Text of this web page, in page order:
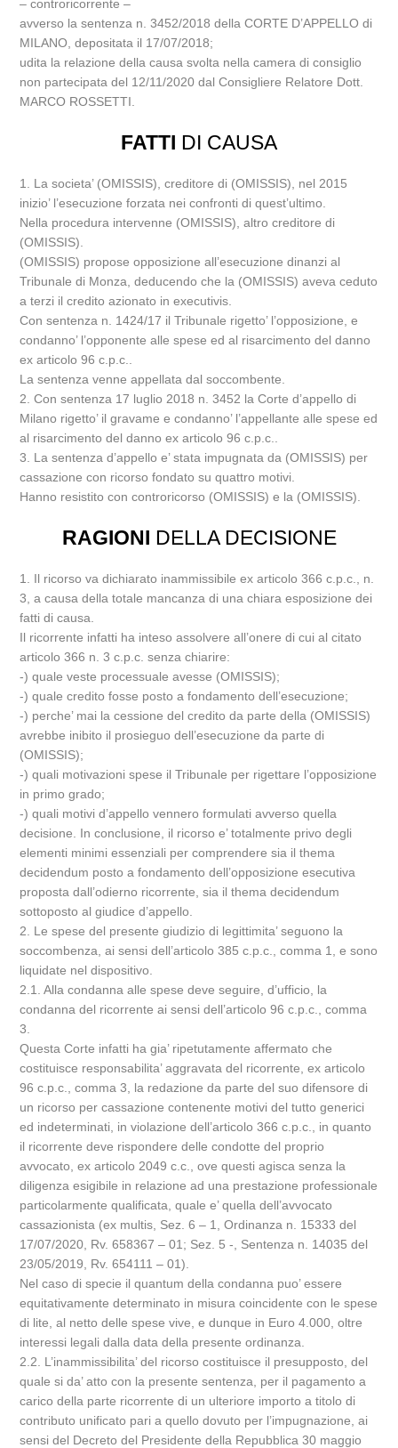
– controricorrente –
avverso la sentenza n. 3452/2018 della CORTE D’APPELLO di
MILANO, depositata il 17/07/2018;
udita la relazione della causa svolta nella camera di consiglio
non partecipata del 12/11/2020 dal Consigliere Relatore Dott.
MARCO ROSSETTI.
FATTI DI CAUSA
1. La societa’ (OMISSIS), creditore di (OMISSIS), nel 2015
inizio’ l’esecuzione forzata nei confronti di quest’ultimo.
Nella procedura intervenne (OMISSIS), altro creditore di
(OMISSIS).
(OMISSIS) propose opposizione all’esecuzione dinanzi al
Tribunale di Monza, deducendo che la (OMISSIS) aveva ceduto
a terzi il credito azionato in executivis.
Con sentenza n. 1424/17 il Tribunale rigetto’ l’opposizione, e
condanno’ l’opponente alle spese ed al risarcimento del danno
ex articolo 96 c.p.c..
La sentenza venne appellata dal soccombente.
2. Con sentenza 17 luglio 2018 n. 3452 la Corte d’appello di
Milano rigetto’ il gravame e condanno’ l’appellante alle spese ed
al risarcimento del danno ex articolo 96 c.p.c..
3. La sentenza d’appello e’ stata impugnata da (OMISSIS) per
cassazione con ricorso fondato su quattro motivi.
Hanno resistito con controricorso (OMISSIS) e la (OMISSIS).
RAGIONI DELLA DECISIONE
1. Il ricorso va dichiarato inammissibile ex articolo 366 c.p.c., n.
3, a causa della totale mancanza di una chiara esposizione dei
fatti di causa.
Il ricorrente infatti ha inteso assolvere all’onere di cui al citato
articolo 366 n. 3 c.p.c. senza chiarire:
-) quale veste processuale avesse (OMISSIS);
-) quale credito fosse posto a fondamento dell’esecuzione;
-) perche’ mai la cessione del credito da parte della (OMISSIS)
avrebbe inibito il prosieguo dell’esecuzione da parte di
(OMISSIS);
-) quali motivazioni spese il Tribunale per rigettare l’opposizione
in primo grado;
-) quali motivi d’appello vennero formulati avverso quella
decisione. In conclusione, il ricorso e’ totalmente privo degli
elementi minimi essenziali per comprendere sia il thema
decidendum posto a fondamento dell’opposizione esecutiva
proposta dall’odierno ricorrente, sia il thema decidendum
sottoposto al giudice d’appello.
2. Le spese del presente giudizio di legittimita’ seguono la
soccombenza, ai sensi dell’articolo 385 c.p.c., comma 1, e sono
liquidate nel dispositivo.
2.1. Alla condanna alle spese deve seguire, d’ufficio, la
condanna del ricorrente ai sensi dell’articolo 96 c.p.c., comma
3.
Questa Corte infatti ha gia’ ripetutamente affermato che
costituisce responsabilita’ aggravata del ricorrente, ex articolo
96 c.p.c., comma 3, la redazione da parte del suo difensore di
un ricorso per cassazione contenente motivi del tutto generici
ed indeterminati, in violazione dell’articolo 366 c.p.c., in quanto
il ricorrente deve rispondere delle condotte del proprio
avvocato, ex articolo 2049 c.c., ove questi agisca senza la
diligenza esigibile in relazione ad una prestazione professionale
particolarmente qualificata, quale e’ quella dell’avvocato
cassazionista (ex multis, Sez. 6 – 1, Ordinanza n. 15333 del
17/07/2020, Rv. 658367 – 01; Sez. 5 -, Sentenza n. 14035 del
23/05/2019, Rv. 654111 – 01).
Nel caso di specie il quantum della condanna puo’ essere
equitativamente determinato in misura coincidente con le spese
di lite, al netto delle spese vive, e dunque in Euro 4.000, oltre
interessi legali dalla data della presente ordinanza.
2.2. L’inammissibilita’ del ricorso costituisce il presupposto, del
quale si da’ atto con la presente sentenza, per il pagamento a
carico della parte ricorrente di un ulteriore importo a titolo di
contributo unificato pari a quello dovuto per l’impugnazione, ai
sensi del Decreto del Presidente della Repubblica 30 maggio